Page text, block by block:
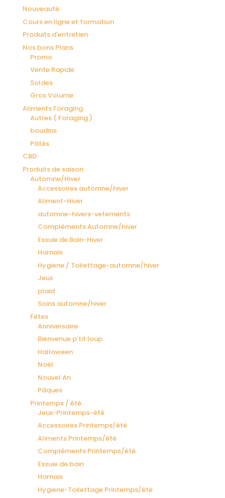
Nouveauté
Cours en ligne et formation
Produits d'entretien
Nos bons Plans
Promo
Vente Rapide
Soldes
Gros Volume
Aliments Foraging
Autres ( Foraging )
boudins
Pâtés
CBD
Produits de saison
Automne/Hiver
Accessoires automne/hiver
Aliment-Hiver
automne-hivers-vetements
Compléments Automne/hiver
Essuie de Bain-Hiver
Harnais
Hygiene / Toilettage-automne/hiver
Jeux
plaid
Soins automne/hiver
Fêtes
Anniversaire
Bienvenue p’tit loup
Halloween
Noël
Nouvel An
Pâques
Printemps / été
Jeux-Printemps-été
Accessoires Printemps/été
Aliments Printemps/été
Compléments Printemps/été
Essuie de bain
Harnais
Hygiene-Toilettage Printemps/été